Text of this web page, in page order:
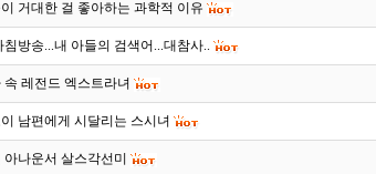
거대한 걸 좋아하는 과학적 이유
침방송...내 아들의 검색어...대참사..
속 레전드 엑스트라녀
남편에게 시달리는 스시녀
아나운서 살스각선미